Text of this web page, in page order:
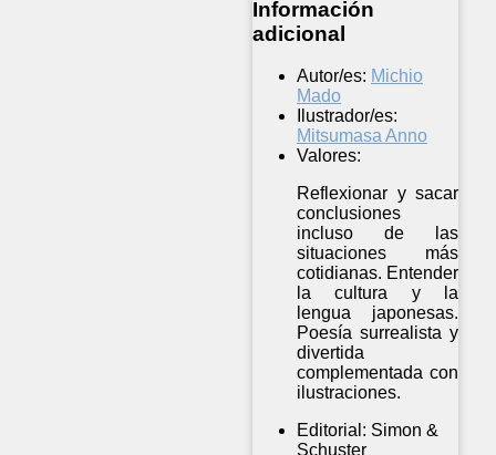
Información
adicional
Autor/es: Michio
Mado
Ilustrador/es:
Mitsumasa Anno
Valores:
Reflexionar y sacar
conclusiones
incluso de las
situaciones más
cotidianas. Entender
la cultura y la
lengua japonesas.
Poesía surrealista y
divertida
complementada con
ilustraciones.
Editorial: Simon &
Schuster